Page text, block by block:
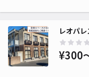
レオパ
¥300